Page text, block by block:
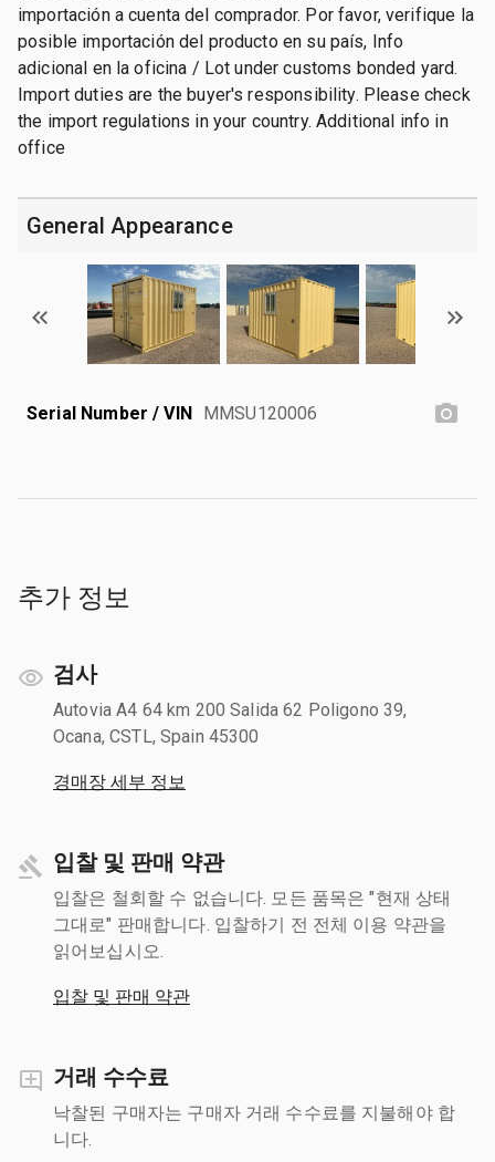
importación a cuenta del comprador. Por favor, verifique la
posible importación del producto en su país, Info
adicional en la oficina / Lot under customs bonded yard.
Import duties are the buyer's responsibility. Please check
the import regulations in your country. Additional info in
office
General Appearance
Serial Number / VIN MMSU120006
추가 정보
검사
Autovia A4 64 km 200 Salida 62 Poligono 39,
Ocana, CSTL, Spain 45300
경매장 세부 정보
입찰 및 판매 약관
입찰은 철회할 수 없습니다. 모든 품목은 "현재 상태
그대로" 판매합니다. 입찰하기 전 전체 이용 약관을
읽어보십시오.
입찰 및 판매 약관
거래 수수료
낙찰된 구매자는 구매자 거래 수수료를 지불해야 합
니다.